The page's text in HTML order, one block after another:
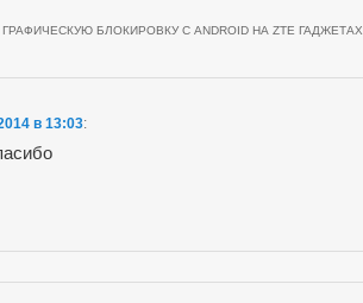
БЛОКИРОВКУ С ANDROID НА ZTE ГАДЖЕТАХ.
в 13:03: